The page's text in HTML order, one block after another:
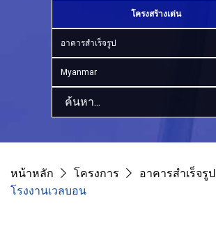
โครงสร้างเด่น
อาคารสำเร็จรูป
Myanmar
หน้าหลัก โครงการ
อาคารสำเร็จรูป
โรงงานเวลบอน